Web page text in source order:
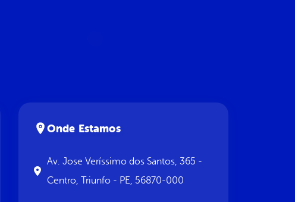
Onde Estamos
Av. Jose Veríssimo dos Santos, 365 -
Centro, Triunfo - PE, 56870-000